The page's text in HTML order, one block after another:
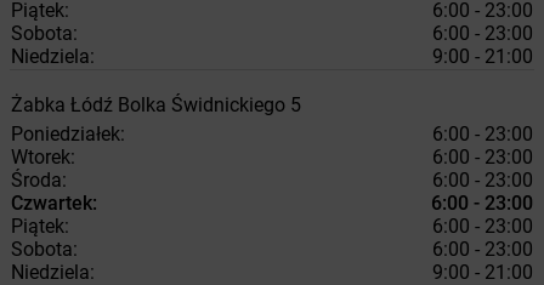
Piątek:
6:00 - 23:00
Sobota:
6:00 - 23:00
Niedziela:
9:00 - 21:00
Żabka Łódź Bolka Świdnickiego 5
Poniedziałek:
6:00 - 23:00
Wtorek:
6:00 - 23:00
Środa:
6:00 - 23:00
Czwartek:
6:00 - 23:00
Piątek:
6:00 - 23:00
Sobota:
6:00 - 23:00
Niedziela:
9:00 - 21:00